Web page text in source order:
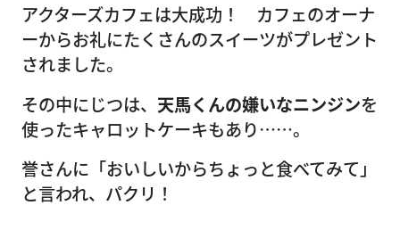
アクターズカフェは大成功！ カフェのオーナ
ーからお礼にたくさんのスイーツがプレゼント
されました。
その中にじつは、 天馬くんの嫌いなニンジンを
使ったキャロットケーキもあり……。
誉さんに「おいしいからちょっと食べてみて」
と言われ、パクリ！